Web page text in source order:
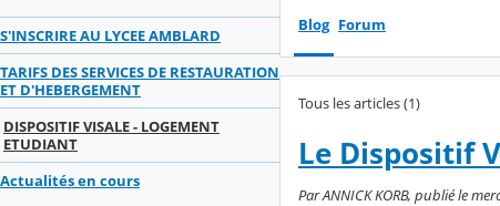
S'INSCRIRE AU LYCEE AMBLARD
TARIFS DES SERVICES DE RESTAURATION
ET D'HEBERGEMENT
DISPOSITIF VISALE - LOGEMENT
ETUDIANT
Actualités en cours
Blog Forum
Tous les articles (1)
Le Dispositif
Par ANNICK KORB, publié le